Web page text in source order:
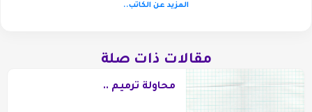
المزيد عن الكاتب..
مقالات ذات صلة
محاولة ترميم ..